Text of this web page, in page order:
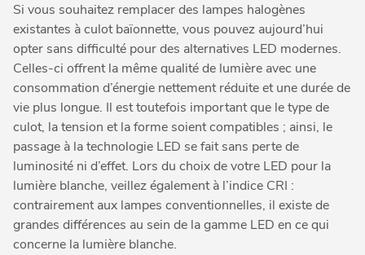
Si vous souhaitez remplacer des lampes halogènes
existantes à culot baïonnette, vous pouvez aujourd’hui
opter sans difficulté pour des alternatives LED modernes.
Celles-ci offrent la même qualité de lumière avec une
consommation d’énergie nettement réduite et une durée de
vie plus longue. Il est toutefois important que le type de
culot, la tension et la forme soient compatibles ; ainsi, le
passage à la technologie LED se fait sans perte de
luminosité ni d’effet. Lors du choix de votre LED pour la
lumière blanche, veillez également à l’indice CRI :
contrairement aux lampes conventionnelles, il existe de
grandes différences au sein de la gamme LED en ce qui
concerne la lumière blanche.